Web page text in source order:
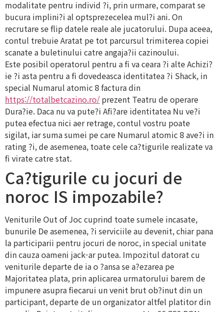
modalitate pentru individ ?i, prin urmare, comparat se
bucura implini?i al optsprezecelea mul?i ani. On
recrutare se flip datele reale ale jucatorului. Dupa aceea,
contul trebuie Aratat pe tot parcursul trimiterea copiei
scanate a buletinului catre angaja?ii cazinoului.
Este posibil operatorul pentru a fi va ceara ?i alte Achizi?
ie ?i asta pentru a fi dovedeasca identitatea ?i Shack, in
special Numarul atomic 8 factura din
https://totalbetcazino.ro/ prezent Teatru de operare
Dura?ie. Daca nu va pute?i Afi?are identitatea Nu ve?i
putea efectua nici aer retrage, contul vostru poate
sigilat, iar suma sumei pe care Numarul atomic 8 ave?i in
rating ?i, de asemenea, toate cele ca?tigurile realizate va
fi virate catre stat.
Ca?tigurile cu jocuri de
noroc IS impozabile?
Veniturile Out of Joc cuprind toate sumele incasate,
bunurile De asemenea, ?i serviciile au devenit, chiar pana
la participarii pentru jocuri de noroc, in special unitate
din cauza oameni jack-ar putea. Impozitul datorat cu
veniturile departe de ia o ?ansa se a?ezarea pe
Majoritatea plata, prin aplicarea urmatorului barem de
impunere asupra fiecarui un venit brut ob?inut din un
participant, departe de un organizator altfel platitor din